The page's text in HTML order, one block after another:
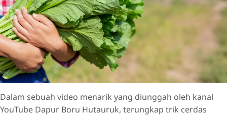
Dalam sebuah video menarik yang diunggah oleh kanal
YouTube Dapur Boru Hutauruk, terungkap trik cerdas